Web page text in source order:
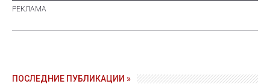
ПОСЛЕДНИЕ ПУБЛИКАЦИИ »